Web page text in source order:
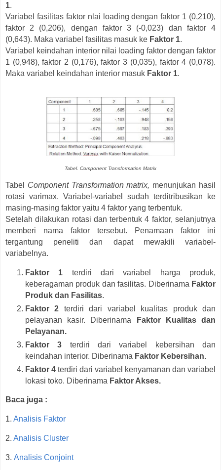
1.
Variabel fasilitas faktor nlai loading dengan faktor 1 (0,210),
faktor 2 (0,206), dengan faktor 3 (-0,023) dan faktor 4
(0,643). Maka variabel fasilitas masuk ke Faktor 1.
Variabel keindahan interior nilai loading faktor dengan faktor
1 (0,948), faktor 2 (0,176), faktor 3 (0,035), faktor 4 (0,078).
Maka variabel keindahan interior masuk Faktor 1.
Tabel. Component Transformation Matrix
Tabel Component Transformation matrix, menunjukan hasil
rotasi varimax. Variabel-variabel sudah terditribusikan ke
masing-masing faktor yaitu 4 faktor yang terbentuk.
Setelah dilakukan rotasi dan terbentuk 4 faktor, selanjutnya
memberi nama faktor tersebut. Penamaan faktor ini
tergantung peneliti dan dapat mewakili variabel-
variabelnya.
Faktor 1 terdiri dari variabel harga produk,
keberagaman produk dan fasilitas. Diberinama Faktor
Produk dan Fasilitas.
Faktor 2 terdiri dari variabel kualitas produk dan
pelayanan kasir. Diberinama
Faktor Kualitas dan
Pelayanan.
Faktor 3 terdiri dari variabel kebersihan dan
keindahan interior. Diberinama Faktor Kebersihan.
Faktor 4 terdiri dari variabel kenyamanan dan variabel
lokasi toko. Diberinama Faktor Akses.
Baca juga :
1. Analisis Faktor
2. Analisis Cluster
3. Analisis Conjoint